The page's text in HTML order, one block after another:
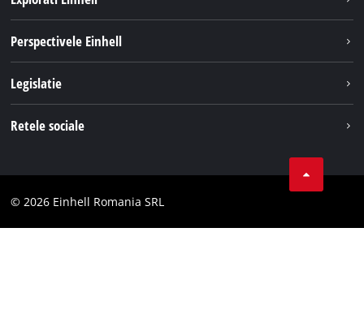
Sistemul de acumulatori
Perspectivele Einhell
Einhell in lume
Legislatie
Declaratie de accesibilitate
Retele sociale
Facebook
© 2026 Einhell Romania SRL